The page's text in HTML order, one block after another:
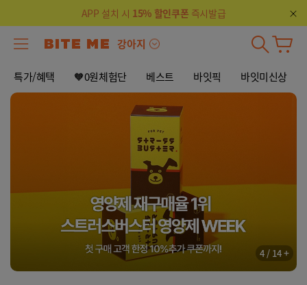
APP 설치 시 15% 할인쿠폰 즉시발급
강아지
특가/혜택 🧡0원체험단 베스트 바잇픽 바잇미신상
4/ 14+